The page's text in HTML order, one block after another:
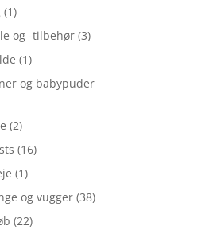
(1)
og -tilbehør (3)
(1)
og babypuder
(2)
(16)
(1)
og vugger (38)
(22)